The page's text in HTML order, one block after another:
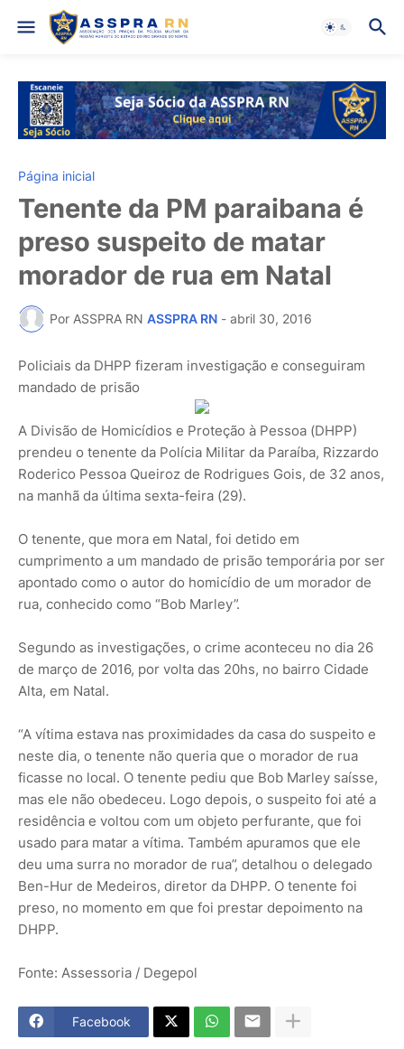
Página inicial
Tenente da PM paraibana é
preso suspeito de matar
morador de rua em Natal
Por ASSPRA RN ASSPRA RN - abril 30, 2016
Policiais da DHPP fizeram investigação e conseguiram
mandado de prisão
A Divisão de Homicídios e Proteção à Pessoa (DHPP)
prendeu o tenente da Polícia Militar da Paraíba, Rizzardo
Roderico Pessoa Queiroz de Rodrigues Gois, de 32 anos,
na manhã da última sexta-feira (29).
O tenente, que mora em Natal, foi detido em
cumprimento a um mandado de prisão temporária por ser
apontado como o autor do homicídio de um morador de
rua, conhecido como “Bob Marley”.
Segundo as investigações, o crime aconteceu no dia 26
de março de 2016, por volta das 20hs, no bairro Cidade
Alta, em Natal.
“A vítima estava nas proximidades da casa do suspeito e
neste dia, o tenente não queria que o morador de rua
ficasse no local. O tenente pediu que Bob Marley saísse,
mas ele não obedeceu. Logo depois, o suspeito foi até a
residência e voltou com um objeto perfurante, que foi
usado para matar a vítima. Também apuramos que ele
deu uma surra no morador de rua”, detalhou o delegado
Ben-Hur de Medeiros, diretor da DHPP. O tenente foi
preso, no momento em que foi prestar depoimento na
DHPP.
Fonte: Assessoria / Degepol
Facebook